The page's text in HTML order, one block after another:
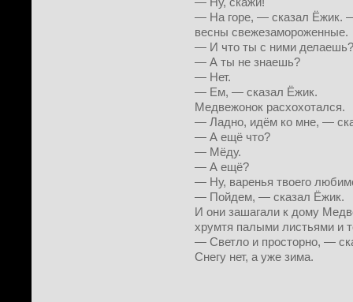
— На горе, — сказал Ёжик.
весны свежезамороженные.
— И что ты с ними делаешь?
— А ты не знаешь?
— Нет.
— Ем, — сказал Ёжик.
Медвежонок расхохотался.
— Ладно, идём ко мне, —
— А ещё что?
— Мёду.
— А ещё?
— Ну, варенья твоего
— Пойдем, — сказал Ёжик.
И они зашагали к дому
хрумтя палыми листьями и
— Светло и просторно, —
Снегу нет, а уже зима.